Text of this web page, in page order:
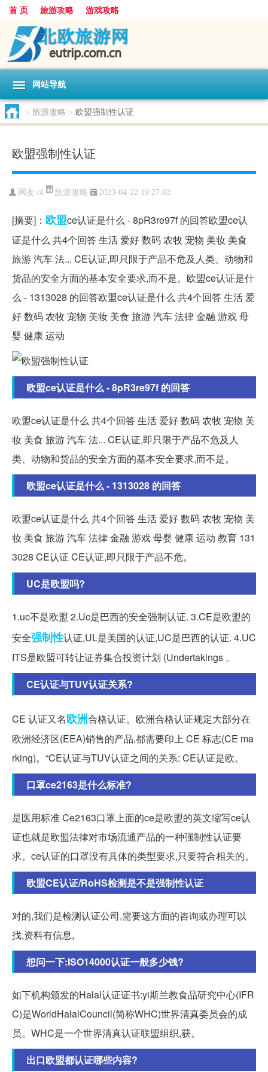
首 页 旅游攻略 游戏攻略
网站导航
> 旅游攻略 > 欧盟强制性认证
欧盟强制性认证
网友:ol 旅游攻略 2023-04-22 19:27:02
[摘要]： 欧盟ce认证是什么 - 8pR3re97f 的回答欧盟ce认
证是什么 共4个回答 生活 爱好 数码 农牧 宠物 美妆 美食
旅游 汽车 法... CE认证,即只限于产品不危及人类、动物和
货品的安全方面的基本安全要求,而不是。欧盟ce认证是什
么 - 1313028 的回答欧盟ce认证是什么 共4个回答 生活 爱
好 数码 农牧 宠物 美妆 美食 旅游 汽车 法律 金融 游戏 母
婴 健康 运动
欧盟ce认证是什么 - 8pR3re97f 的回答
欧盟ce认证是什么 共4个回答 生活 爱好 数码 农牧 宠物 美
妆 美食 旅游 汽车 法... CE认证,即只限于产品不危及人
类、动物和货品的安全方面的基本安全要求,而不是。
欧盟ce认证是什么 - 1313028 的回答
欧盟ce认证是什么 共4个回答 生活 爱好 数码 农牧 宠物 美
妆 美食 旅游 汽车 法律 金融 游戏 母婴 健康 运动 教育 131
3028 CE认证 CE认证,即只限于产品不危。
UC是欧盟吗?
1.uc不是欧盟 2.Uc是巴西的安全强制认证. 3.CE是欧盟的
安全强制性认证,UL是美国的认证,UC是巴西的认证. 4.UC
ITS是欧盟可转让证券集合投资计划 (Undertakings 。
CE认证与TUV认证关系?
CE 认证又名欧洲合格认证。欧洲合格认证规定大部分在
欧洲经济区(EEA)销售的产品,都需要印上 CE 标志(CE ma
rking)。“CE认证与TUV认证之间的关系: CE认证是欧。
口罩ce2163是什么标准?
是医用标准 Ce2163口罩上面的ce是欧盟的英文缩写ce认
证也就是欧盟法律对市场流通产品的一种强制性认证要
求。ce认证的口罩没有具体的类型要求,只要符合相关的。
欧盟CE认证/RoHS检测是不是强制性认证
对的,我们是检测认证公司,需要这方面的咨询或办理可以
找,资料有信息,
想问一下:ISO14000认证一般多少钱?
如下机构颁发的Halal认证证书:yi斯兰教食品研究中心(IFR
C)是WorldHalalCouncil(简称WHC)世界清真委员会的成
员。WHC是一个世界清真认证联盟组织,获。
出口欧盟都认证哪些内容?